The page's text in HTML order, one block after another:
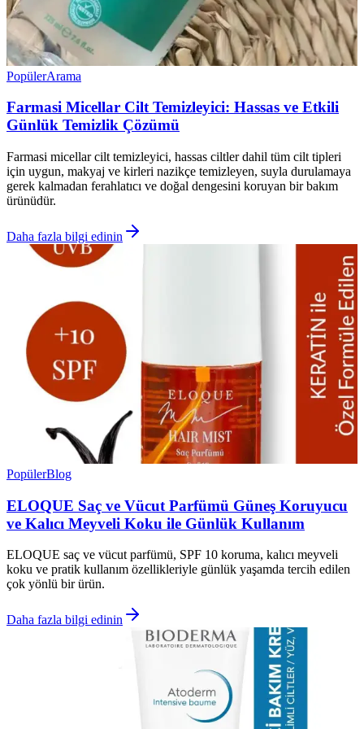
PopülerArama
Farmasi Micellar Cilt Temizleyici: Hassas ve Etkili
Günlük Temizlik Çözümü
Farmasi micellar cilt temizleyici, hassas ciltler dahil tüm cilt tipleri
için uygun, makyaj ve kirleri nazikçe temizleyen, suyla durulamaya
gerek kalmadan ferahlatıcı ve doğal dengesini koruyan bir bakım
ürünüdür.
Daha fazla bilgi edinin
PopülerBlog
ELOQUE Saç ve Vücut Parfümü Güneş Koruyucu
ve Kalıcı Meyveli Koku ile Günlük Kullanım
ELOQUE saç ve vücut parfümü, SPF 10 koruma, kalıcı meyveli
koku ve pratik kullanım özellikleriyle günlük yaşamda tercih edilen
çok yönlü bir ürün.
Daha fazla bilgi edinin